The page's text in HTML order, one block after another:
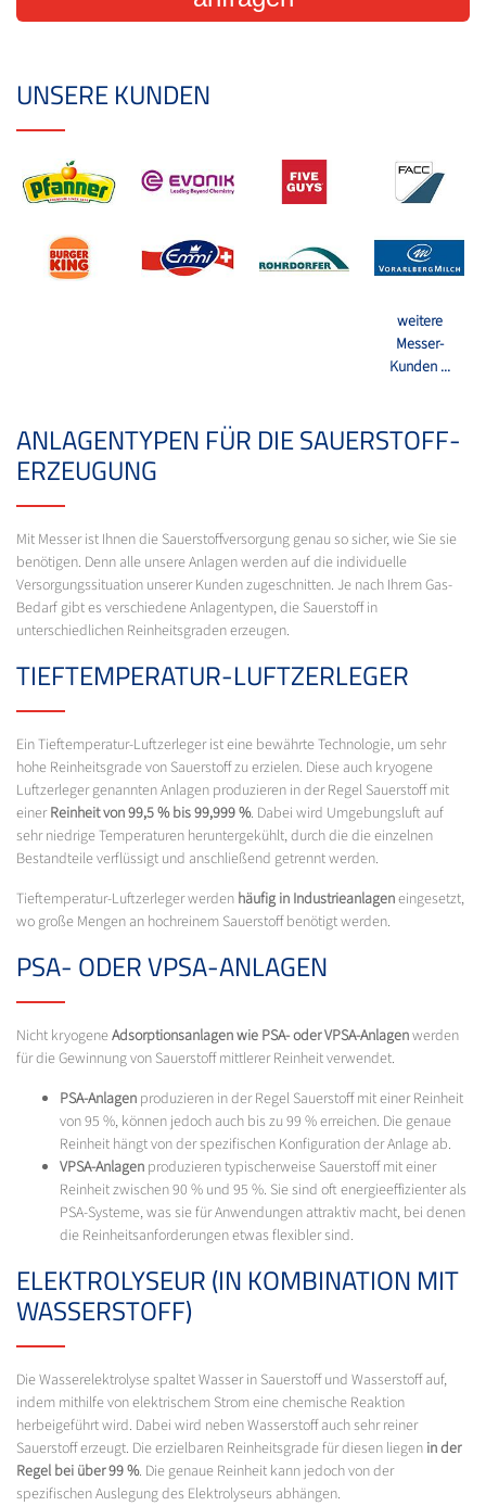
UNSERE KUNDEN
weitere
Messer-
Kunden ...
ANLAGENTYPEN FÜR DIE SAUERSTOFF-
ERZEUGUNG
Mit Messer ist Ihnen die Sauerstoffversorgung genau so sicher, wie Sie sie
benötigen. Denn alle unsere Anlagen werden auf die individuelle
Versorgungssituation unserer Kunden zugeschnitten. Je nach Ihrem Gas-
Bedarf gibt es verschiedene Anlagentypen, die Sauerstoff in
unterschiedlichen Reinheitsgraden erzeugen.
TIEFTEMPERATUR-LUFTZERLEGER
Ein Tieftemperatur-Luftzerleger ist eine bewährte Technologie, um sehr
hohe Reinheitsgrade von Sauerstoff zu erzielen. Diese auch kryogene
Luftzerleger genannten Anlagen produzieren in der Regel Sauerstoff mit
einerReinheit von 99,5 % bis 99,999 %. Dabei wird Umgebungsluft auf
sehr niedrige Temperaturen heruntergekühlt, durch die die einzelnen
Bestandteile verflüssigt und anschließend getrennt werden.
Tieftemperatur-Luftzerleger werden häufig in Industrieanlageneingesetzt,
wo große Mengen an hochreinem Sauerstoff benötigt werden.
PSA- ODER VPSA-ANLAGEN
Nicht kryogeneAdsorptionsanlagen wie PSA- oder VPSA-Anlagenwerden
für die Gewinnung von Sauerstoff mittlerer Reinheit verwendet.
PSA-Anlagen produzieren in der Regel Sauerstoff mit einer Reinheit
von 95 %, können jedoch auch bis zu 99 % erreichen. Die genaue
Reinheit hängt von der spezifischen Konfiguration der Anlage ab.
VPSA-Anlagen produzieren typischerweise Sauerstoff mit einer
Reinheit zwischen 90 % und 95 %. Sie sind oft energieeffizienter als
PSA-Systeme, was sie für Anwendungen attraktiv macht, bei denen
die Reinheitsanforderungen etwas flexibler sind.
ELEKTROLYSEUR (IN KOMBINATION MIT
WASSERSTOFF)
Die Wasserelektrolyse spaltet Wasser in Sauerstoff und Wasserstoff auf,
indem mithilfe von elektrischem Strom eine chemische Reaktion
herbeigeführt wird. Dabei wird neben Wasserstoff auch sehr reiner
Sauerstoff erzeugt. Die erzielbaren Reinheitsgrade für diesen liegen in der
Regel bei über 99 %. Die genaue Reinheit kann jedoch von der
spezifischen Auslegung des Elektrolyseurs abhängen.